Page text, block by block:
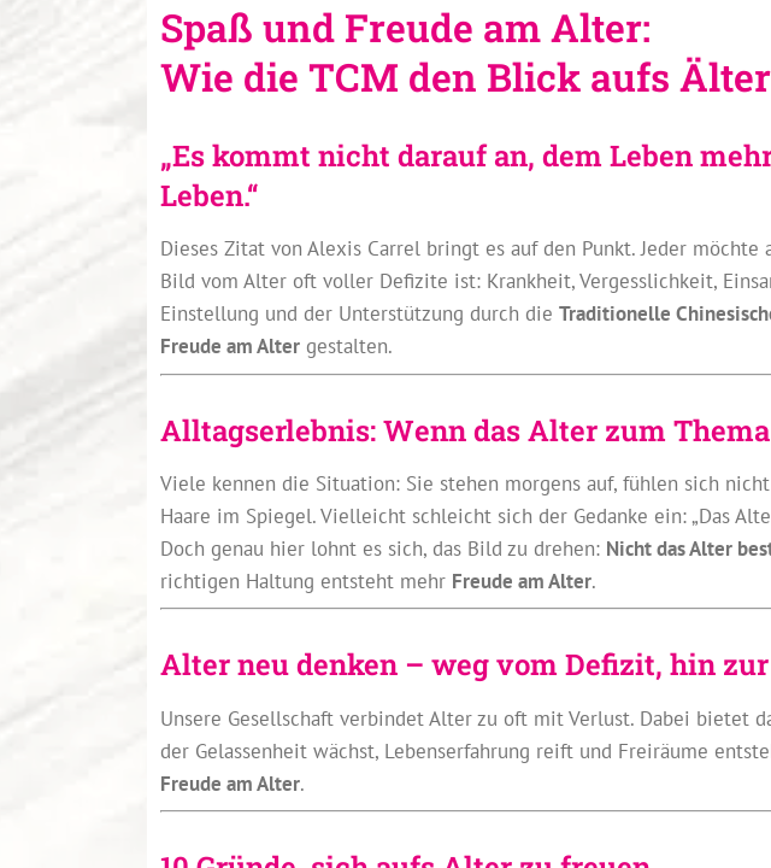
Spaß und Freude am Alter:
Wie die TCM den Blick aufs
„Es kommt nicht darauf an, dem Leben
Leben.“
Dieses Zitat von Alexis Carrel bringt es auf den Punkt. Jeder
Bild vom Alter oft voller Defizite ist: Krankheit, Vergesslichkeit,
Einstellung und der Unterstützung durch die Traditionelle
Freude am Altergestalten.
Alltagserlebnis: Wenn das Alter zum
Viele kennen die Situation: Sie stehen morgens auf, fühlen sich
Haare im Spiegel. Vielleicht schleicht sich der Gedanke ein: „Das
Doch genau hier lohnt es sich, das Bild zu drehen: Nicht das Alter
richtigen Haltung entsteht mehr Freude am Alter.
Alter neu denken – weg vom Defizit, hin zur
Unsere Gesellschaft verbindet Alter zu oft mit Verlust. Dabei bietet
der Gelassenheit wächst, Lebenserfahrung reift und Freiräume
Freude am Alter.